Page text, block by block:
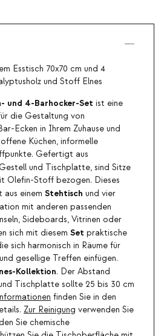
Esstisch 70x70 cm und 4
und Stoff Elnes
und 4-Barhocker-Set ist eine
die Gestaltung von
Ecken in Ihrem Zuhause und
Küchen, informelle
Gefertigt aus
und Tischplatte, sind Sitze
Olefin-Stoff bezogen. Dieses
aus einem Stehtisch und vier
mit anderen passenden
Sideboards, Vitrinen oder
sich mit diesem Set praktische
sich harmonisch in Räume für
gesellige Treffen einfügen.
Kollektion. Der Abstand
Tischplatte sollte 25 bis 30 cm
finden Sie in den
Zur Reinigung verwenden Sie
Sie chemische